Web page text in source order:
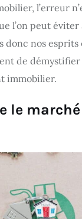
l’erreur
l’on peut éviter
donc nos esprits
de
immobilier.
le